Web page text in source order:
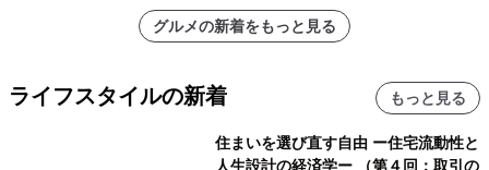
グルメの新着をもっと見る
ライフスタイルの新着 もっと見る
住まいを選び直す自由 ー住宅流動性と
人生設計の経済学ー （第４回：取引の